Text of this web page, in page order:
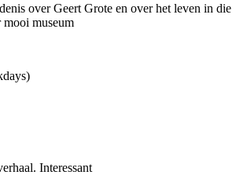
over Geert Grote en over het leven in die
museum
Interessant